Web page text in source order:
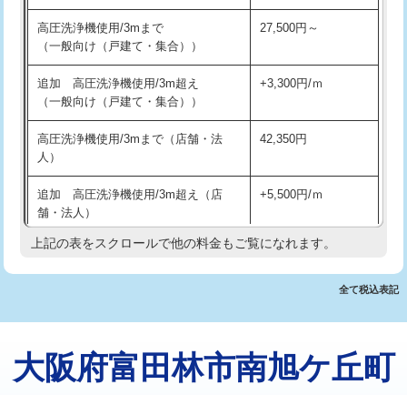
化粧台設置 22,000円
追加人工
廃棄・処分 現場見積
※給水管工事は20mmまでの価格です。
持込商品取付（単水栓） 13,200円
持込商品取付（混合水栓） 16,500円
持込商品取付（浄水器・分岐水栓）
排水管工事（土の掘削・埋め戻し作
業）
11,000円~
排水管工事（排水管工事/3ｍまで） 55,000円
排水管工事（追加 排水管工事/3ｍ超
+11,000円
マス交換（深さ50㎝以上） 66,000円
高圧洗浄機使用/3mまで
（一般向け（戸建て・集合））
27,500円～
追加 高圧洗浄機使用/3m超え
（一般向け（戸建て・集合））
+3,300円/ｍ
高圧洗浄機使用/3mまで（店舗・法
人）
42,350円
追加 高圧洗浄機使用/3m超え（店
舗・法人）
+5,500円/ｍ
高度高圧洗浄換 現地調査
トーラー機使用/3mまで 33,000円
追加トーラー機使用/3m超え +3,300円
上記の表をスクロールで他の料金もご覧になれます。
全て税込表記
大阪府富田林市南旭ケ丘町